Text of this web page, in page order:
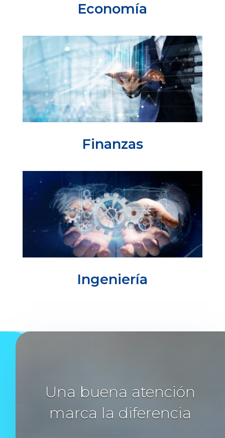
Economía
Finanzas
Ingeniería
Una buena atención
marca la diferencia